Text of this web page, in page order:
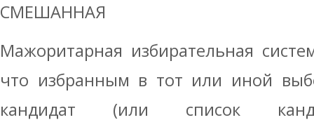
СМЕШАННАЯ
Мажоритарная избирательная
что избранным в тот или иной
кандидат (или список